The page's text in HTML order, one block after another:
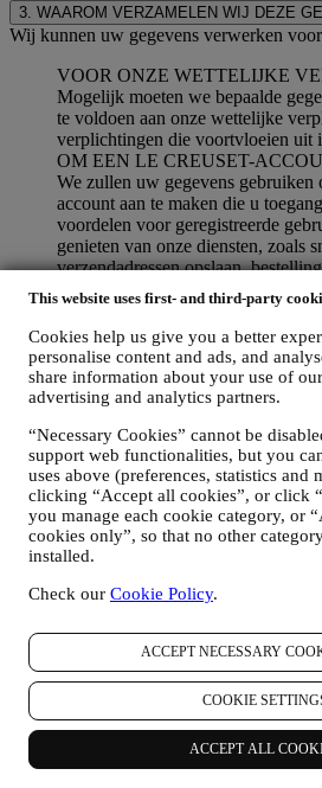
This website uses first- and third-party
Cookies help us give you a better
personalise content and ads, and
share information about your use of
advertising and analytics partners.
“Necessary Cookies” cannot be
support web functionalities, but you
uses above (preferences, statistics and
clicking “Accept all cookies”, or click
you manage each cookie category, or
cookies only”, so that no other
installed.
Check our Cookie Policy.
ACCEPT NECESSARY
COOKIE
ACCEPT ALL
3. WAAROM VERZAMELEN WIJ DEZE
Wij kunnen uw gegevens verwerken
VOOR ONZE WETTELIJKE
Mogelijk moeten we bepaalde
te voldoen aan onze wettelijke
verplichtingen die voortvloeien uit
OM EEN LE CREUSET-
We zullen uw gegevens gebruiken
account aan te maken die u
voordelen voor geregistreerde
genieten van onze diensten, zoals
verzendadressen opslaan,
Elke verwerkingsactiviteit is vereist
deze diensten aan u als Le
OM UW BESTELLINGEN TE
PRODUCTEN, DIENSTEN EN
TE LEVEREN
Wij zullen uw gegevens gebruiken
gebruik van de Website, eventuele
of uw deelname aan onze
moeten we bepaalde gegevens
administratieve doeleinden die
contractuele relatie met u, zoals de
en controle, verificatie van
veiligheid, beveiliging,
analyse. Af en toe moeten we
operationele redenen contact met
om u een bevestiging van uw
uw persoonsgegevens ook
beantwoorden die via onze
kanalen worden verzonden. Deze
vereist om ons in staat te stellen
leveren. Wij kunnen uw gegevens
ons legitiem belang (naar behoren